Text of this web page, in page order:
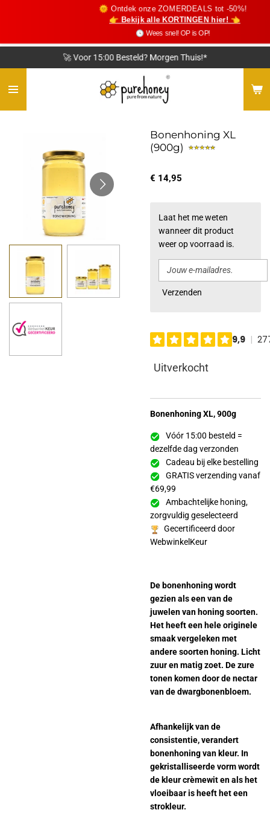
🌞 Ontdek onze ZOMERDEALS tot -50%!
👉 Bekijk alle KORTINGEN hier! 👈
🕓 Wees snel! OP is OP!
🚀 Voor 15:00 Besteld? Morgen Thuis!*
Bonenhoning XL
(900g)
€ 14,95
Laat het me weten
wanneer dit product
weer op voorraad is.
Verzenden
Uitverkocht
Bonenhoning XL, 900g
Vóór 15:00 besteld =
dezelfde dag verzonden
Cadeau bij elke bestelling
GRATIS verzending vanaf
€69,99
Ambachtelijke honing,
zorgvuldig geselecteerd
Gecertificeerd door
WebwinkelKeur
De bonenhoning wordt
gezien als een van de
juwelen van honing soorten.
Het heeft een hele originele
smaak vergeleken met
andere soorten honing. Licht
zuur en matig zoet. De zure
tonen komen door de nectar
van de dwargbonenbloem.
Afhankelijk van de
consistentie, verandert
bonenhoning van kleur. In
gekristalliseerde vorm wordt
de kleur crèmewit en als het
vloeibaar is heeft het een
strokleur.